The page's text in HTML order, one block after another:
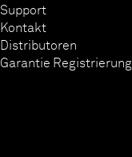
Support
Kontakt
Distributoren
Garantie Registrierung